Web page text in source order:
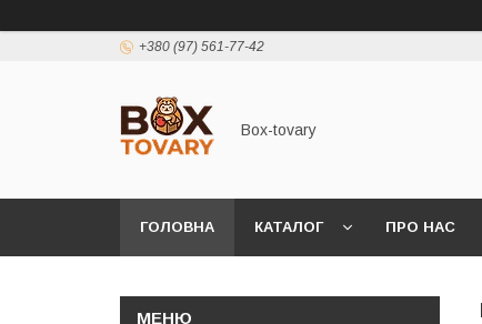
+380 (97) 561-77-42
Box-tovary
ГОЛОВНА КАТАЛОГ ПРО НАС